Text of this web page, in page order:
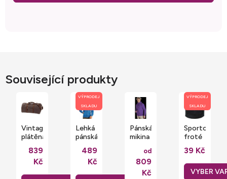
Související produkty
Vintage
plátěná
taška
Quadra
839
Kč
VÝPRODEJ
SKLADU
Lehká
pánská
se
zipem
489
Kč
Pánská
mikina
zvýšeným
límcem
od
809
Kč
VÝPRODEJ
SKLADU
Sportovní
froté
potítko
s
plochou
na
39 Kč